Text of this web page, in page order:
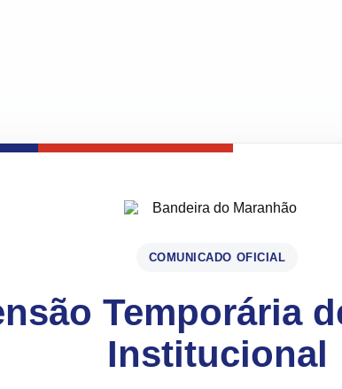
COMUNICADO OFICIAL
Temporária
Institucional